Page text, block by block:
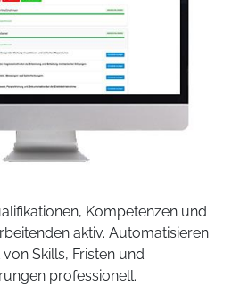
Kompetenzen und
aktiv. Automatisieren
Skills, Fristen und
professionell.